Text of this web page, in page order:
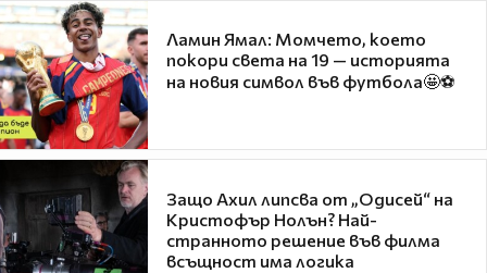
Ламин Ямал: Момчето, което
покори света на 19 — историята
на новия символ във футбола🤩⚽
Защо Ахил липсва от „Одисей“ на
Кристофър Нолън? Най-
странното решение във филма
всъщност има логика